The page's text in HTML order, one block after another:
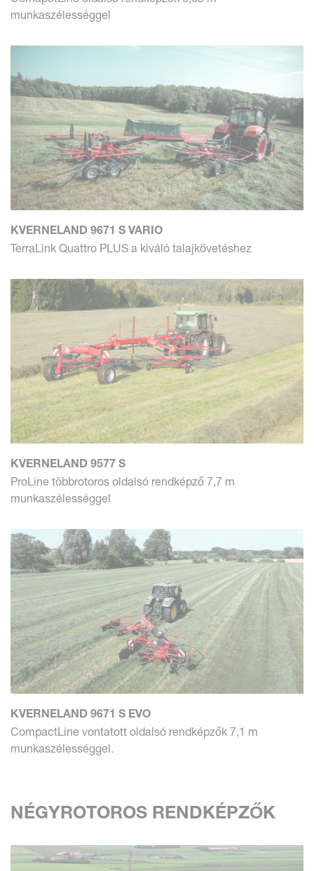
munkaszélességgel
KVERNELAND 9671 S VARIO
TerraLink Quattro PLUS a kiváló talajkövetéshez
KVERNELAND 9577 S
ProLine többrotoros oldalsó rendképző 7,7 m
munkaszélességgel
KVERNELAND 9671 S EVO
CompactLine vontatott oldalsó rendképzők 7,1 m
munkaszélességgel.
NÉGYROTOROS RENDKÉPZŐK